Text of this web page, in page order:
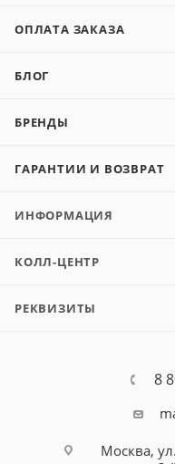
ОПЛАТА ЗАКАЗА
БЛОГ
БРЕНДЫ
ГАРАНТИИ И ВОЗВРАТ
ИНФОРМАЦИЯ
КОЛЛ-ЦЕНТР
РЕКВИЗИТЫ
8
Москва,